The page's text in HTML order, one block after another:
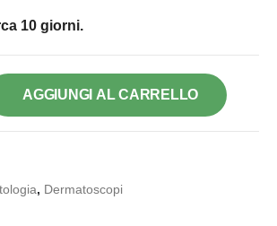
10 giorni.
AGGIUNGI AL CARRELLO
, Dermatoscopi